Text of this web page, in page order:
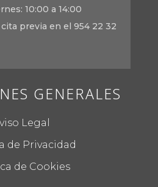
10:00 a 14:00
previa en el 954 22 32
GENERALES
Legal
de Privacidad
de Cookies